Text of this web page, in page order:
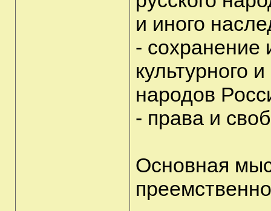
и иного
- сохранение
культурного
народов
- права и
Основная